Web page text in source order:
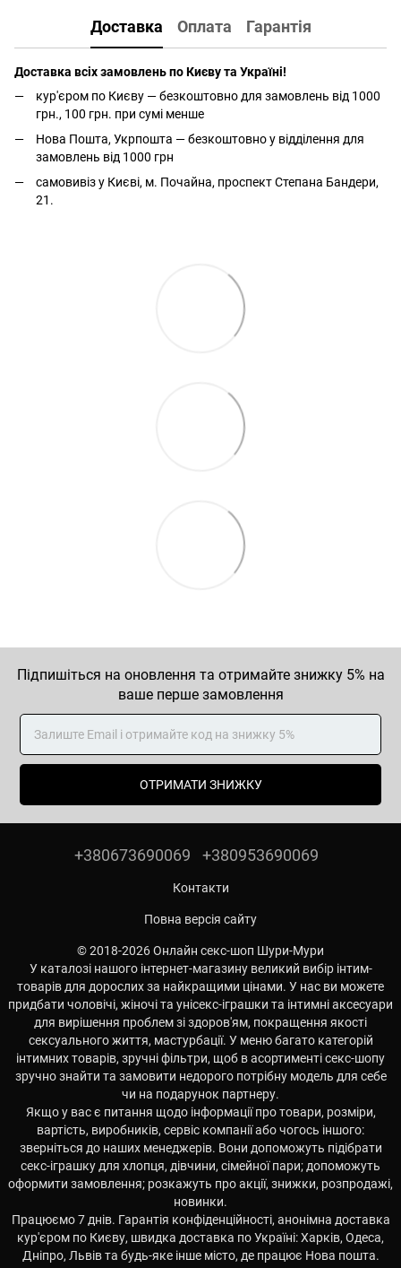
Доставка Оплата Гарантія
Доставка всіх замовлень по Києву та Україні!
кур'єром по Києву — безкоштовно для замовлень від 1000
грн., 100 грн. при сумі менше
Нова Пошта, Укрпошта — безкоштовно у відділення для
замовлень від 1000 грн
самовивіз у Києві, м. Почайна, проспект Степана Бандери,
21.
Підпишіться на оновлення та отримайте знижку 5% на
ваше перше замовлення
ОТРИМАТИ ЗНИЖКУ
+380673690069 +380953690069
Контакти
Повна версія сайту
© 2018-2026 Онлайн секс-шоп Шури-Мури
У каталозі нашого інтернет-магазину великий вибір інтим-
товарів для дорослих за найкращими цінами. У нас ви можете
придбати чоловічі, жіночі та унісекс-іграшки та інтимні аксесуари
для вирішення проблем зі здоров'ям, покращення якості
сексуального життя, мастурбації. У меню багато категорій
інтимних товарів, зручні фільтри, щоб в асортименті секс-шопу
зручно знайти та замовити недорого потрібну модель для себе
чи на подарунок партнеру.
Якщо у вас є питання щодо інформації про товари, розміри,
вартість, виробників, сервіс компанії або чогось іншого:
зверніться до наших менеджерів. Вони допоможуть підібрати
секс-іграшку для хлопця, дівчини, сімейної пари; допоможуть
оформити замовлення; розкажуть про акції, знижки, розпродажі,
новинки.
Працюємо 7 днів. Гарантія конфіденційності, анонімна доставка
кур'єром по Києву, швидка доставка по Україні: Харків, Одеса,
Дніпро, Львів та будь-яке інше місто, де працює Нова пошта.